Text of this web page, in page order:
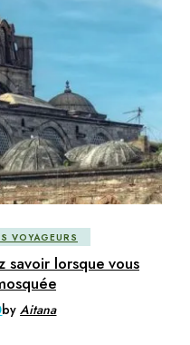
VOYAGEURS
savoir lorsque vous
byAitana